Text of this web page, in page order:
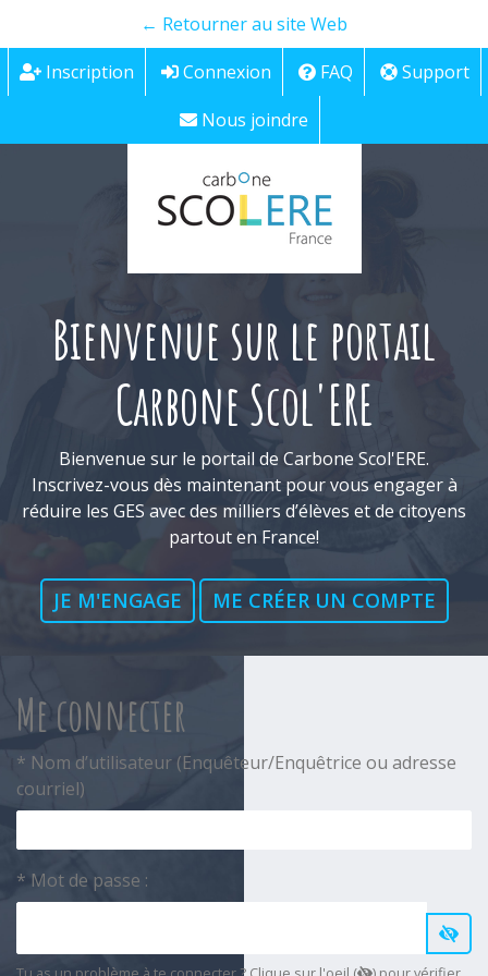
← Retourner au site Web
Inscription
Connexion FAQ
Support
Nous joindre
Bienvenue sur le portail
Carbone Scol'ERE
Bienvenue sur le portail de Carbone Scol'ERE.
Inscrivez-vous dès maintenant pour vous engager à
réduire les GES avec des milliers d’élèves et de citoyens
partout en France!
JE M'ENGAGE ME CRÉER UN COMPTE
Me connecter
* Nom d’utilisateur (Enquêteur/Enquêtrice ou adresse
courriel)
* Mot de passe :